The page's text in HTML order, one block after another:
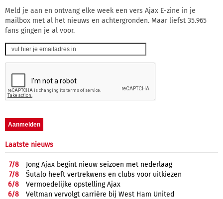
Meld je aan en ontvang elke week een vers Ajax E-zine in je
mailbox met al het nieuws en achtergronden. Maar liefst 35.965
fans gingen je al voor.
Laatste nieuws
7/8
Jong Ajax begint nieuw seizoen met nederlaag
7/8
Šutalo heeft vertrekwens en clubs voor uitkiezen
6/8
Vermoedelijke opstelling Ajax
6/8
Veltman vervolgt carrière bij West Ham United